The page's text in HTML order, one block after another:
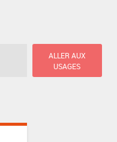
ALLER AUX
USAGES